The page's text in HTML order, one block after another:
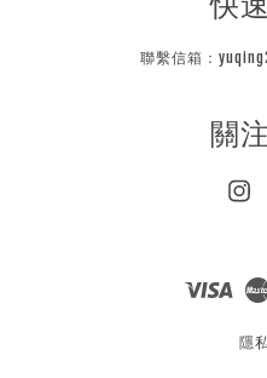
聯繫信箱：
關
Visa
隱